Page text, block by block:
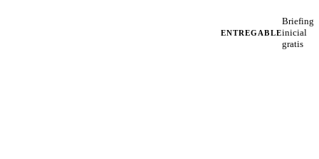
ENTREGABLE
Briefing
inicial
gratis